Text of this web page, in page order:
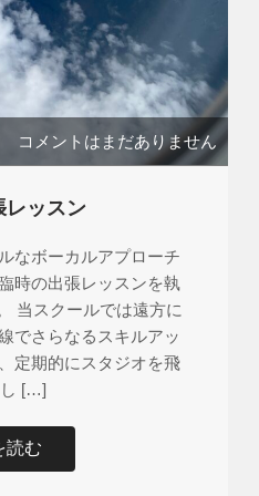
コメントはまだありません
レッスン
なボーカルアプローチ
時の出張レッスンを執
当スクールでは遠方に
でさらなるスキルアッ
定期的にスタジオを飛
[…]
読む